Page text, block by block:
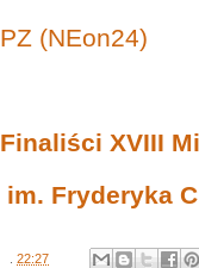
PZ (NEon24)
Finaliści XVIII
im. Fryderyka
22:27